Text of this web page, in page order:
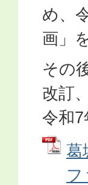
め、
画」
その
改訂
令和
葛
フ